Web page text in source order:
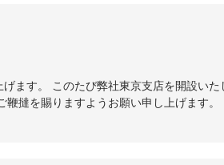
ます。 このたび弊社東京支店を開設い
撻を賜りますようお願い申し上げます。